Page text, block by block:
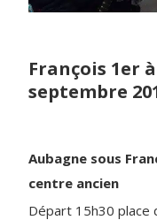
François 1er
septembre
Aubagne sous
centre ancien
Départ 15h30 place